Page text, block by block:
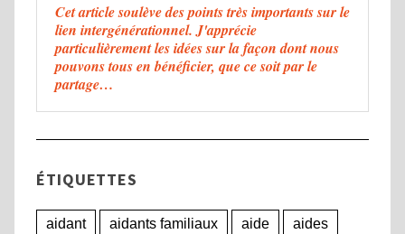
Cet article soulève des points très importants sur le
lien intergénérationnel. J'apprécie
particulièrement les idées sur la façon dont nous
pouvons tous en bénéficier, que ce soit par le
partage…
ÉTIQUETTES
aidant aidants familiaux aide
aides